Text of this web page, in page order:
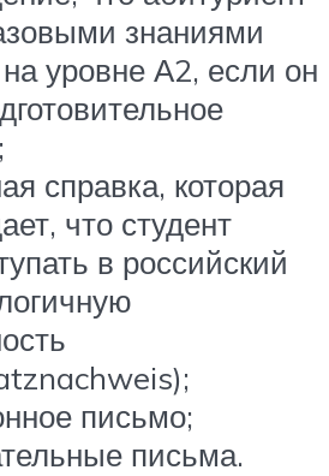
знаниями
уровне А2, если он
справка, которая
что студент
в российский
письмо;
письма.